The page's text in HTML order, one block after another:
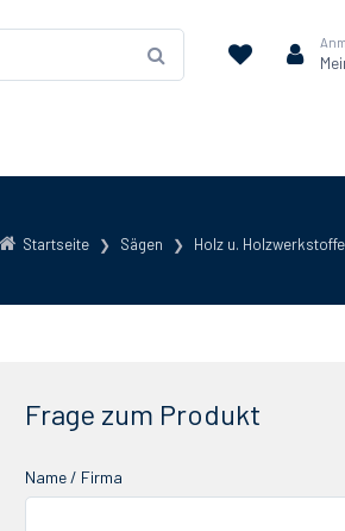
Startseite Sägen Holz u. Holzwerkstoffe
Frage zum Produkt
Name / Firma